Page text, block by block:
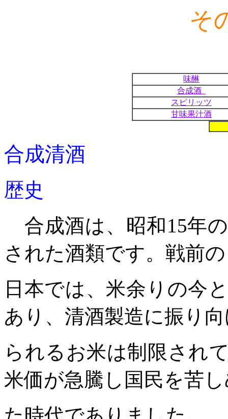
そ
味醂
合成酒
スピリッツ
甘味果汁酒
合成清酒
歴史
合成酒は、昭和15年
された酒類です。戦前の
日本では、米余りの今
あり、清酒製造に振り
られるお米は制限され
米価が急騰し国民を苦